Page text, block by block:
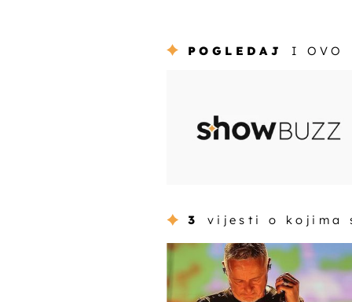
POGLEDAJ I OVO
3 vijesti o kojima